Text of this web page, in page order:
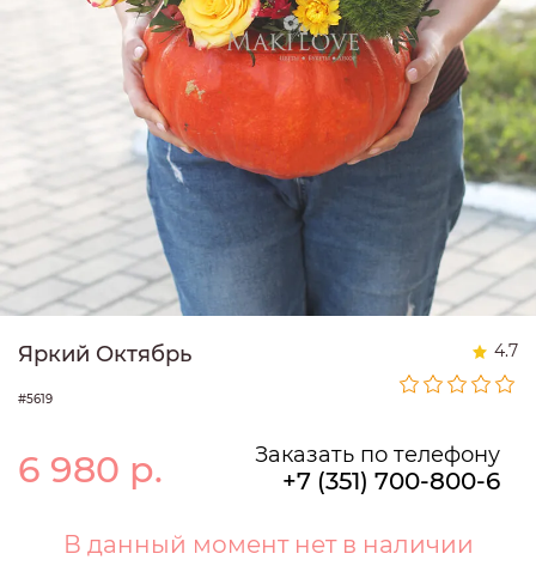
Яркий Октябрь 4.7
#5619
6 980 р. Заказать по телефону
+7 (351) 700-800-6
В данный момент нет в наличии